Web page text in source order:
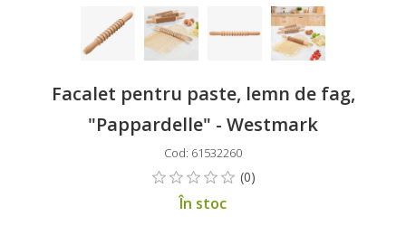
Facalet pentru paste, lemn de fag,
"Pappardelle" - Westmark
Cod: 61532260
În stoc